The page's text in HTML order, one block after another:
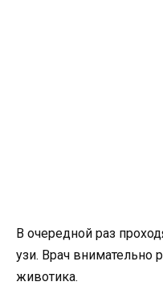
В очередной раз
узи. Врач внимательно
животика.